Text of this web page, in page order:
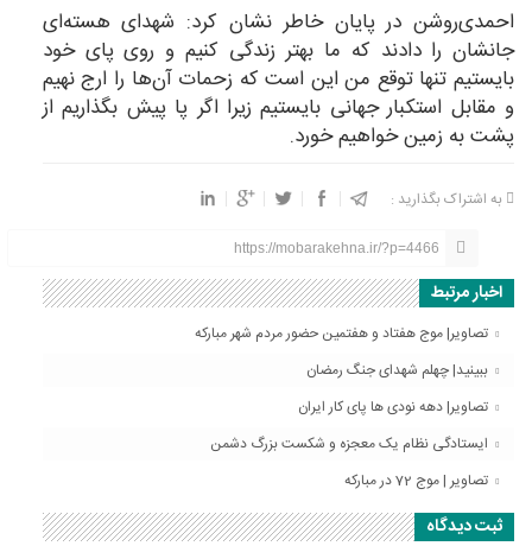
احمدی‌روشن در پایان خاطر نشان کرد: شهدای هسته‌ای
جانشان را دادند که ما بهتر زندگی کنیم و روی پای خود
بایستیم تنها توقع من این است که زحمات آن‌ها را ارج نهیم
و مقابل استکبار جهانی بایستیم زیرا اگر پا پیش بگذاریم از
پشت به زمین خواهیم خورد.
به اشتراک بگذارید :
https://mobarakehna.ir/?p=4466
اخبار مرتبط
تصاویر| موج هفتاد و هفتمین حضور مردم شهر مبارکه
ببینید| چهلم شهدای جنگ رمضان
تصاویر| دهه نودی ها پای کار ایران
ایستادگی نظام یک معجزه و شکست بزرگ دشمن
تصاویر | موج 72 در مبارکه
ثبت دیدگاه